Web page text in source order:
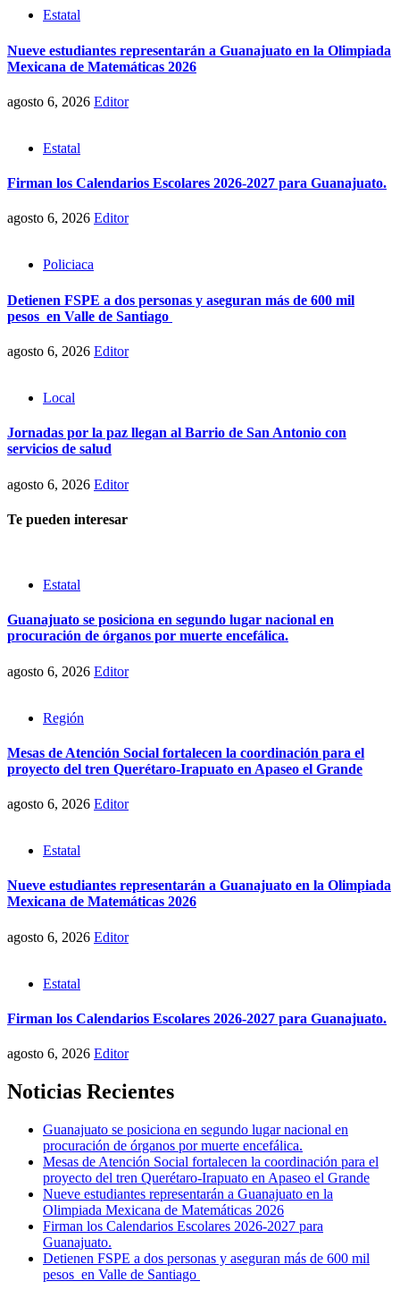
Estatal
Nueve estudiantes representarán a Guanajuato en la Olimpiada
Mexicana de Matemáticas 2026
agosto 6, 2026 Editor
Estatal
Firman los Calendarios Escolares 2026-2027 para Guanajuato.
agosto 6, 2026 Editor
Policiaca
Detienen FSPE a dos personas y aseguran más de 600 mil
pesos en Valle de Santiago
agosto 6, 2026 Editor
Local
Jornadas por la paz llegan al Barrio de San Antonio con
servicios de salud
agosto 6, 2026 Editor
Te pueden interesar
Estatal
Guanajuato se posiciona en segundo lugar nacional en
procuración de órganos por muerte encefálica.
agosto 6, 2026 Editor
Región
Mesas de Atención Social fortalecen la coordinación para el
proyecto del tren Querétaro-Irapuato en Apaseo el Grande
agosto 6, 2026 Editor
Estatal
Nueve estudiantes representarán a Guanajuato en la Olimpiada
Mexicana de Matemáticas 2026
agosto 6, 2026 Editor
Estatal
Firman los Calendarios Escolares 2026-2027 para Guanajuato.
agosto 6, 2026 Editor
Noticias Recientes
Guanajuato se posiciona en segundo lugar nacional en
procuración de órganos por muerte encefálica.
Mesas de Atención Social fortalecen la coordinación para el
proyecto del tren Querétaro-Irapuato en Apaseo el Grande
Nueve estudiantes representarán a Guanajuato en la
Olimpiada Mexicana de Matemáticas 2026
Firman los Calendarios Escolares 2026-2027 para
Guanajuato.
Detienen FSPE a dos personas y aseguran más de 600 mil
pesos en Valle de Santiago